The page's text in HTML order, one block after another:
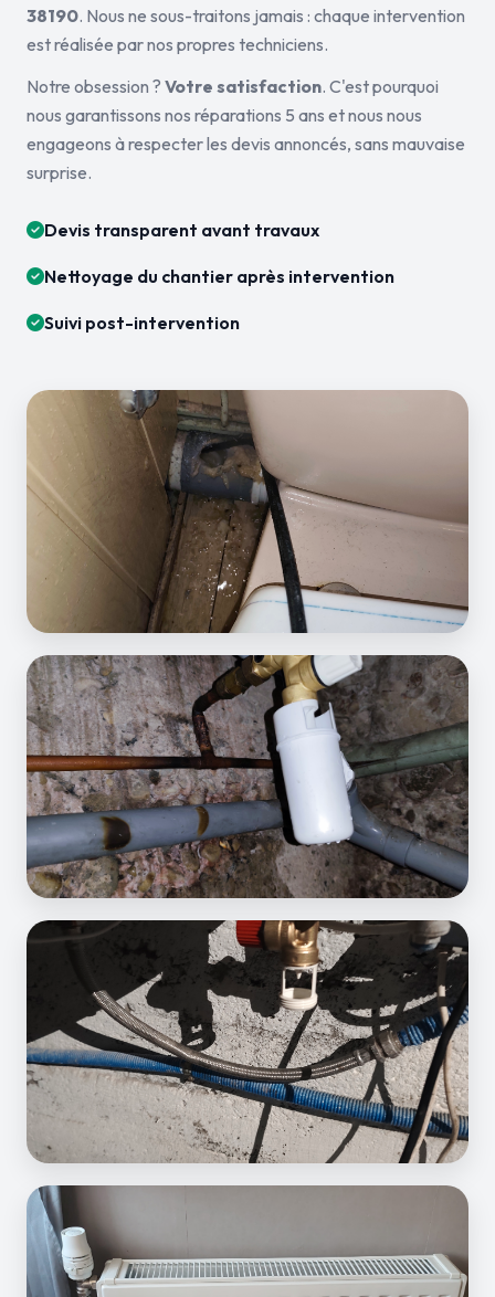
38190. Nous ne sous-traitons jamais : chaque intervention
est réalisée par nos propres techniciens.
Notre obsession ? Votre satisfaction. C'est pourquoi
nous garantissons nos réparations 5 ans et nous nous
engageons à respecter les devis annoncés, sans mauvaise
surprise.
Devis transparent avant travaux
Nettoyage du chantier après intervention
Suivi post-intervention